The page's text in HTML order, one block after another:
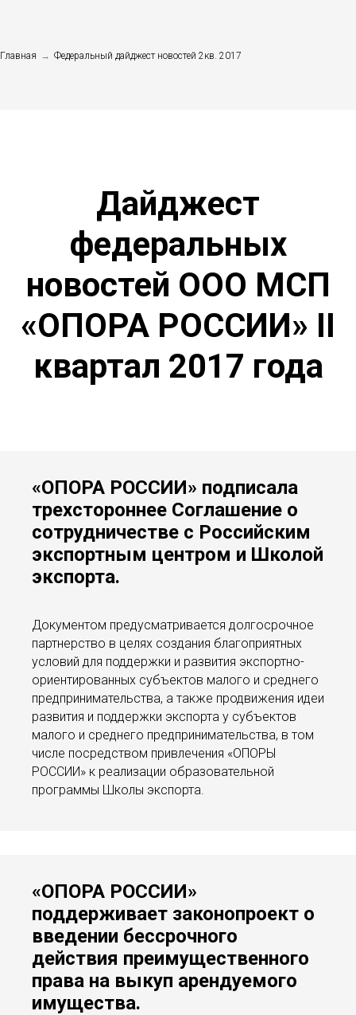
Главная → Федеральный дайджест новостей 2кв. 2017
Дайджест
федеральных
новостей ООО МСП
«ОПОРА РОССИИ» II
квартал 2017 года
«ОПОРА РОССИИ» подписала
трехстороннее Соглашение о
сотрудничестве с Российским
экспортным центром и Школой
экспорта.
Документом предусматривается долгосрочное
партнерство в целях создания благоприятных
условий для поддержки и развития экспортно-
ориентированных субъектов малого и среднего
предпринимательства, а также продвижения идеи
развития и поддержки экспорта у субъектов
малого и среднего предпринимательства, в том
числе посредством привлечения «ОПОРЫ
РОССИИ» к реализации образовательной
программы Школы экспорта.
«ОПОРА РОССИИ»
поддерживает законопроект о
введении бессрочного
действия преимущественного
права на выкуп арендуемого
имущества.